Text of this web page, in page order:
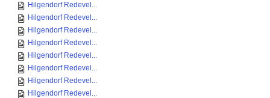
Hilgendorf Redevel...
Hilgendorf Redevel...
Hilgendorf Redevel...
Hilgendorf Redevel...
Hilgendorf Redevel...
Hilgendorf Redevel...
Hilgendorf Redevel...
Hilgendorf Redevel...